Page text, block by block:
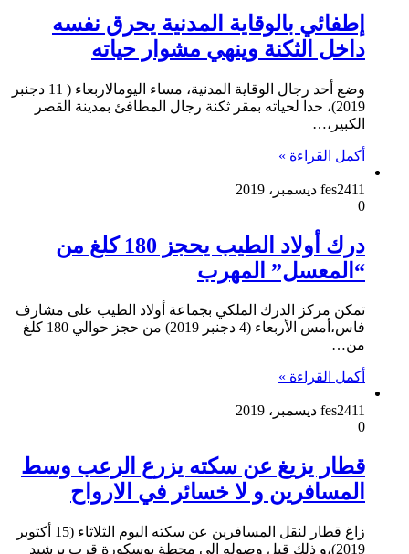
إطفائي بالوقاية المدنية يحرق نفسه
داخل الثكنة وينهي مشوار حياته
وضع أحد رجال الوقاية المدنية، مساء اليومالاربعاء ( 11 دجنبر
2019)، حدا لحياته بمقر ثكنة رجال المطافئ بمدينة القصر
الكبير،…
أكمل القراءة »
fes2411 ديسمبر، 2019
0
درك أولاد الطيب يحجز 180 كلغ من
“المعسل” المهرب
تمكن مركز الدرك الملكي بجماعة أولاد الطيب على مشارف
فاس،أمس الأربعاء (4 دجنبر 2019) من حجز حوالي 180 كلغ
من…
أكمل القراءة »
fes2411 ديسمبر، 2019
0
قطار يزيغ عن سكته يزرع الرعب وسط
المسافرين و لا خسائر في الارواح
زاغ قطار لنقل المسافرين عن سكته اليوم الثلاثاء (15 أكتوبر
2019)،و ذلك قبل وصوله الى محطة بوسكورة قرب برشيد